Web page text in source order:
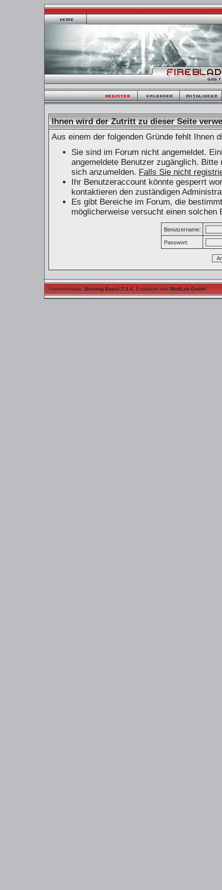
Ihnen wird der Zutritt zu dieser Seite
Aus einem der folgenden Gründe fehlt Ihnen
Sie sind im Forum nicht angemeldet.
angemeldete Benutzer zugänglich.
sich anzumelden. Falls Sie nicht
Ihr Benutzeraccount könnte gesperrt
kontaktieren den zuständigen
Es gibt Bereiche im Forum, die
möglicherweise versucht einen solchen
Benutzername:
Passwort:
Forensoftware: Burning Board 2.3.4 Entwickelt von WoltLab GmbH